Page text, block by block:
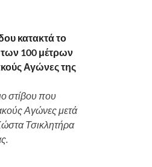
κατακτά το
100 μέτρων
Αγώνες της
στίβου που
Αγώνες μετά
Τσικλητήρα